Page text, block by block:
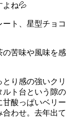
よね💦
ート、星型チョコ
の苦味や風味を感
り感の強いクリ
ルト台という隙の
酸っぱいベリー
わせ。 去年出て